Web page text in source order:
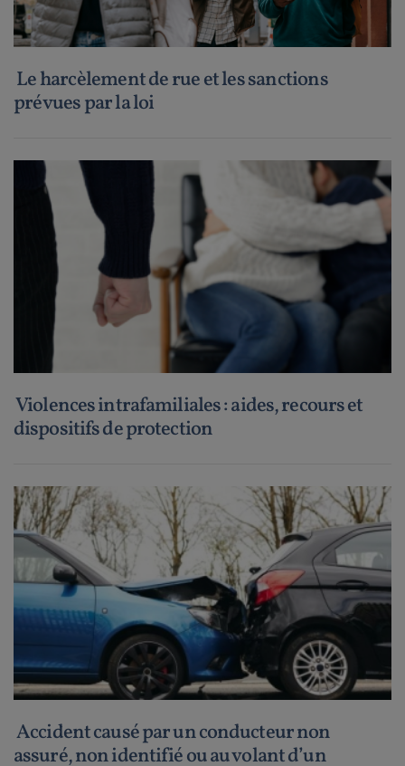
Le harcèlement de rue et les sanctions
prévues par la loi
Violences intrafamiliales : aides, recours et
dispositifs de protection
Accident causé par un conducteur non
assuré, non identifié ou au volant d’un